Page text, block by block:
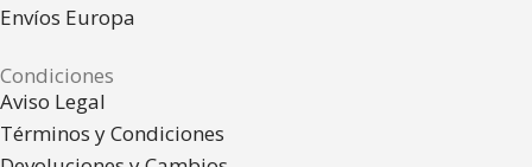
Envíos Europa
Condiciones
Aviso Legal
Términos y Condiciones